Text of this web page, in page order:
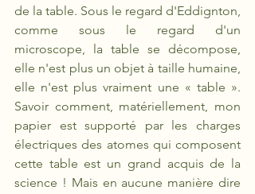
de la table. Sous le regard d'Eddignton,
comme sous le regard d'un
microscope, la table se décompose,
elle n'est plus un objet à taille humaine,
elle n'est plus vraiment une « table ».
Savoir comment, matériellement, mon
papier est supporté par les charges
électriques des atomes qui composent
cette table est un grand acquis de la
science ! Mais en aucune manière dire